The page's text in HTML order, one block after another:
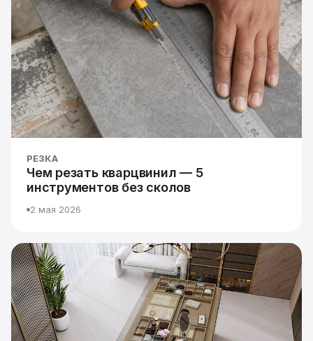
РЕЗКА
Чем резать кварцвинил — 5
инструментов без сколов
2 мая 2026